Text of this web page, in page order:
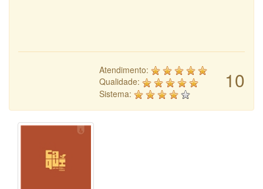
10
Atendimento:
Qualidade:
Sistema: